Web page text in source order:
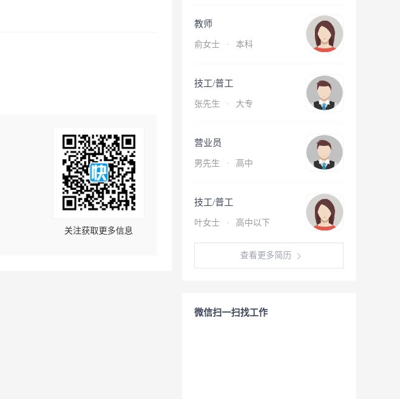
关注获取更多信息
教师
俞女士 · 本科
技工/普工
张先生 · 大专
营业员
男先生 · 高中
技工/普工
叶女士 · 高中以下
查看更多简历
微信扫一扫找工作